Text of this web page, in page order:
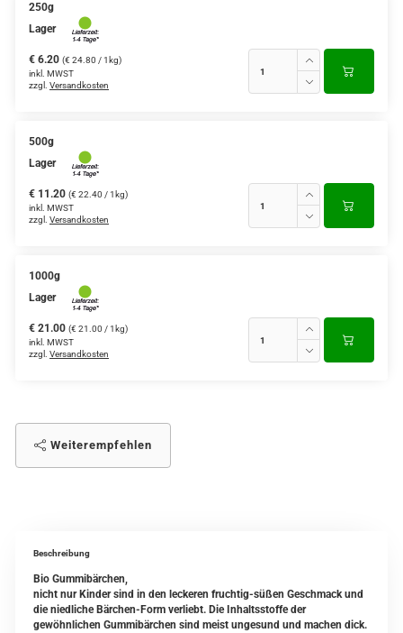
250g
Lager
€ 6.20 (€ 24.80 / 1kg)
inkl. MWST
zzgl. Versandkosten
500g
Lager
€ 11.20 (€ 22.40 / 1kg)
inkl. MWST
zzgl. Versandkosten
1000g
Lager
€ 21.00 (€ 21.00 / 1kg)
inkl. MWST
zzgl. Versandkosten
Weiterempfehlen
Beschreibung
Bio Gummibärchen,
nicht nur Kinder sind in den leckeren fruchtig-süßen Geschmack und
die niedliche Bärchen-Form verliebt. Die Inhaltsstoffe der
gewöhnlichen Gummibärchen sind meist ungesund und machen dick.